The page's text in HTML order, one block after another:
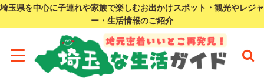
埼玉県を中心に子連れや家族で楽しむお出かけスポット・観光やレジャ
ー・生活情報のご紹介